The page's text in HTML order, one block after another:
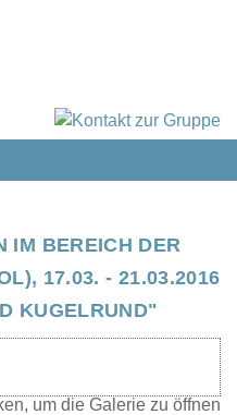
IM BEREICH DER
17.03. - 21.03.2016
KUGELRUND"